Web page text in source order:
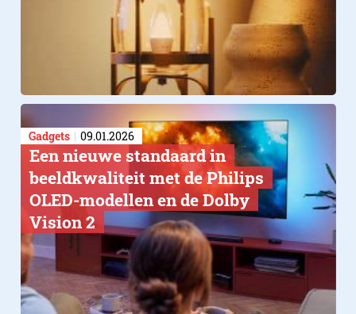
Gadgets 09.01.2026
Een nieuwe standaard in
beeldkwaliteit met de Philips
OLED-modellen en de Dolby
Vision 2